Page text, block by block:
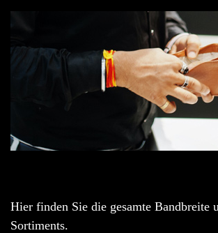
Hier finden Sie die gesamte Bandbreite
Sortiments.